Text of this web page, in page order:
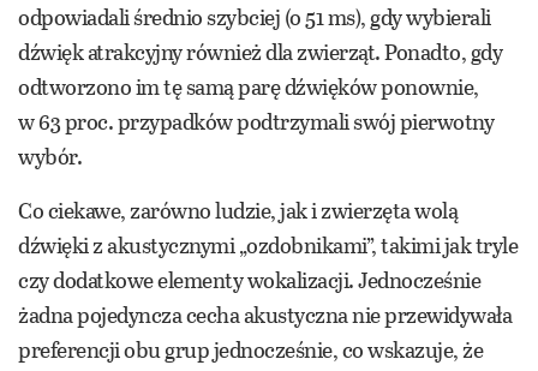
odpowiadali średnio szybciej (o 51 ms), gdy wybierali
dźwięk atrakcyjny również dla zwierząt. Ponadto, gdy
odtworzono im tę samą parę dźwięków ponownie,
w 63 proc. przypadków podtrzymali swój pierwotny
wybór.
Co ciekawe, zarówno ludzie, jak i zwierzęta wolą
dźwięki z akustycznymi „ozdobnikami”, takimi jak tryle
czy dodatkowe elementy wokalizacji. Jednocześnie
żadna pojedyncza cecha akustyczna nie przewidywała
preferencji obu grup jednocześnie, co wskazuje, że